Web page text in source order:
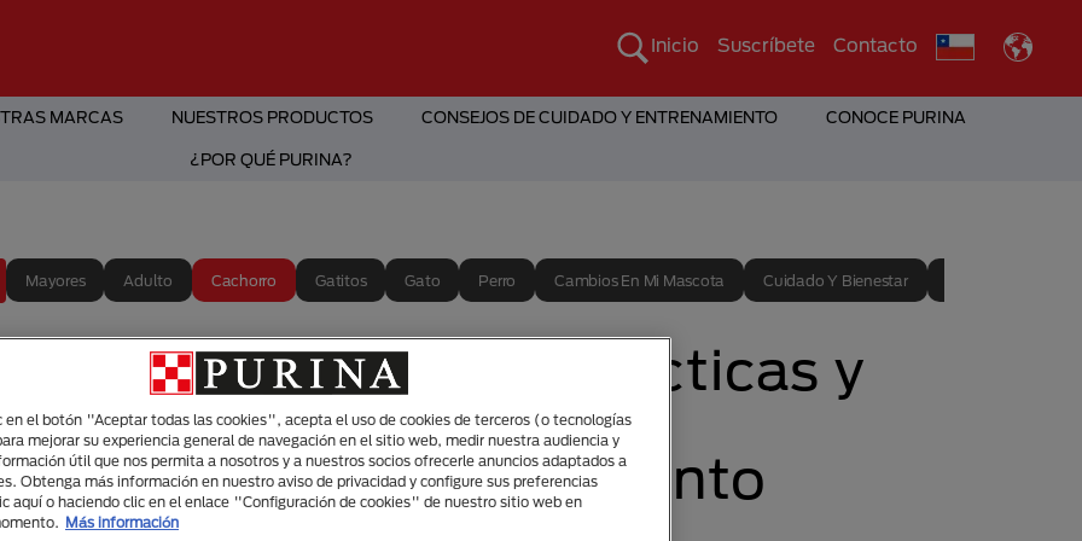
Inicio Suscríbete Contacto
MARCAS NUESTROS PRODUCTOS CONSEJOS DE CUIDADO Y ENTRENAMIENTO CONOCE PURINA
¿POR QUÉ PURINA?
Mayores Adulto Cachorro Gatitos Gato Perro Cambios En Mi Mascota Cuidado Y Bienestar
Buenas prácticas y
tips de
adiestramiento
en el botón "Aceptar todas las cookies", acepta el uso de cookies de terceros (o tecnologías
mejorar su experiencia general de navegación en el sitio web, medir nuestra audiencia y
útil que nos permita a nosotros y a nuestros socios ofrecerle anuncios adaptados a
Obtenga más información en nuestro aviso de privacidad y configure sus preferencias
aquí o haciendo clic en el enlace "Configuración de cookies" de nuestro sitio web en
Más información